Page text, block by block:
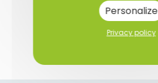
Personalize
Privacy policy